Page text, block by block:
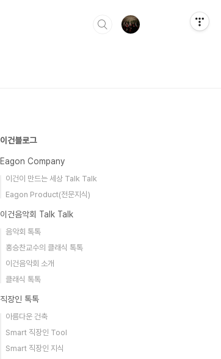
이건블로그
Eagon Company
이건이 만드는 세상 Talk Talk
Eagon Product(전문지식)
이건음악회 Talk Talk
음악회 톡톡
홍승찬교수의 클래식 톡톡
이건음악회 소개
클래식 톡톡
직장인 톡톡
아름다운 건축
Smart 직장인 Tool
Smart 직장인 지식